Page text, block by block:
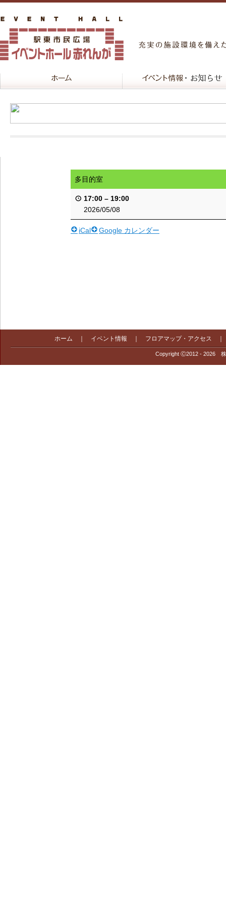
多目的室
17:00 – 19:00
2026/05/08
iCal Google カレンダー
ホーム イベント情報 フロアマップ・アクセス
Copyright Ⓒ2012 - 2026 株